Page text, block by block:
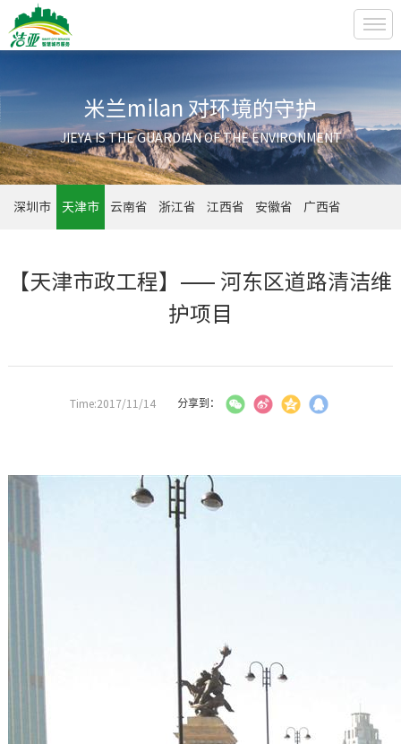
米兰milan 对环境的守护
JIEYA IS THE GUARDIAN OF THE ENVIRONMENT
深圳市 天津市 云南省 浙江省 江西省 安徽省 广西省
【天津市政工程】—— 河东区道路清洁维
护项目
Time:2017/11/14 分享到：